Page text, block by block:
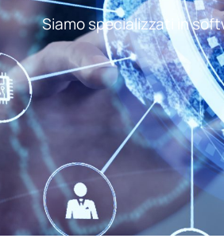
Siamo specializzati in